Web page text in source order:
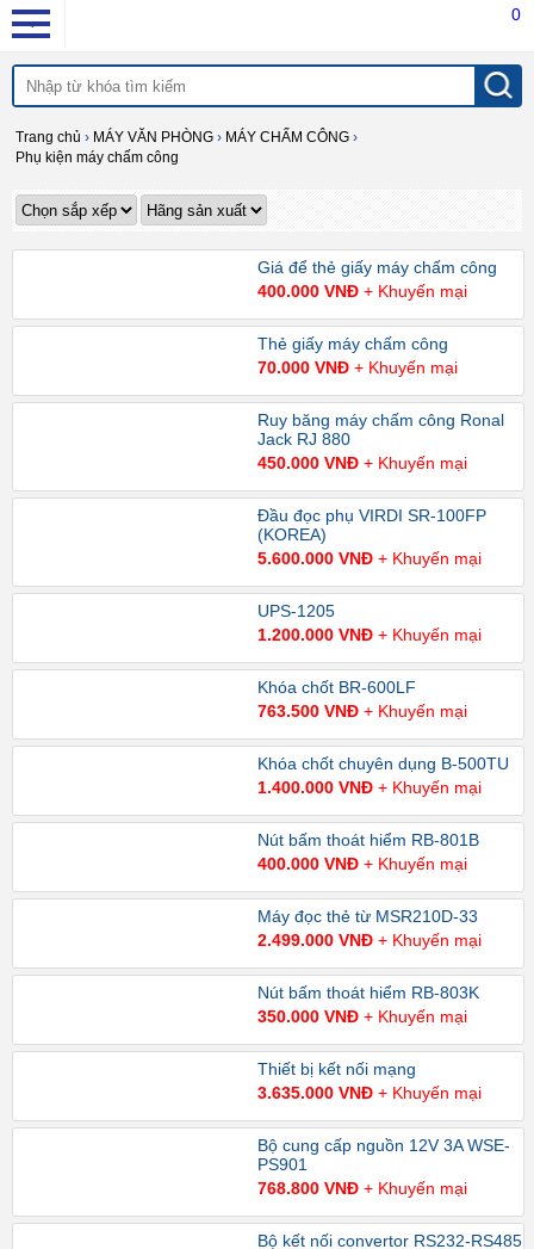
0
Trang chủ › MÁY VĂN PHÒNG › MÁY CHẤM CÔNG ›
Phụ kiện máy chấm công
Giá để thẻ giấy máy chấm công
400.000 VNĐ+ Khuyến mại
Thẻ giấy máy chấm công
70.000 VNĐ+ Khuyến mại
Ruy băng máy chấm công Ronal
Jack RJ 880
450.000 VNĐ+ Khuyến mại
Đầu đọc phụ VIRDI SR-100FP
(KOREA)
5.600.000 VNĐ+ Khuyến mại
UPS-1205
1.200.000 VNĐ+ Khuyến mại
Khóa chốt BR-600LF
763.500 VNĐ+ Khuyến mại
Khóa chốt chuyên dụng B-500TU
1.400.000 VNĐ+ Khuyến mại
Nút bấm thoát hiểm RB-801B
400.000 VNĐ+ Khuyến mại
Máy đọc thẻ từ MSR210D-33
2.499.000 VNĐ+ Khuyến mại
Nút bấm thoát hiểm RB-803K
350.000 VNĐ+ Khuyến mại
Thiết bị kết nối mạng
3.635.000 VNĐ+ Khuyến mại
Bộ cung cấp nguồn 12V 3A WSE-
PS901
768.800 VNĐ+ Khuyến mại
Bộ kết nối convertor RS232-RS485